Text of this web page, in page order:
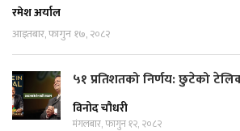
रमेश अर्याल
आइतबार, फागुन १७, २०८२
५१ प्रतिशतको निर्णय: छुटेको
विनोद चौधरी
मंगलबार, फागुन १२, २०८२